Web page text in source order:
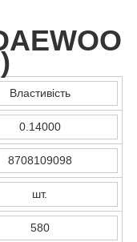
)
Властивість
0.14000
8708109098
шт.
580